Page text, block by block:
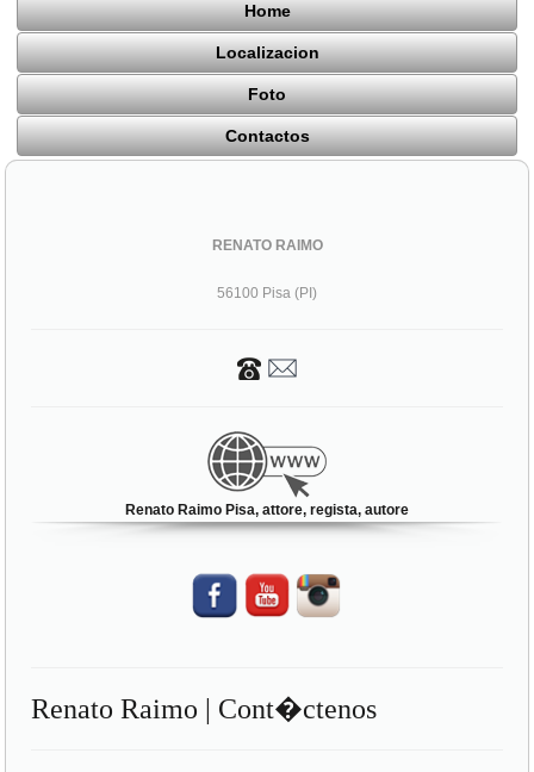
Home
Localizacion
Foto
Contactos
RENATO RAIMO
56100 Pisa (PI)
Renato Raimo Pisa, attore, regista, autore
Renato Raimo | Cont�ctenos